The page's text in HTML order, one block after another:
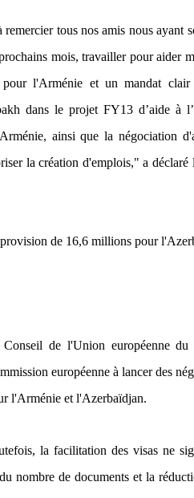
tous nos amis nous ayant
mois, travailler pour aider
l'Arménie et un mandat
dans le projet FY13 d’aide à
ainsi que la négociation
la création d'emplois," a
de 16,6 millions pour
de l'Union européenne
européenne à lancer des
l'Arménie et l'Azerbaïdjan.
la facilitation des visas ne
nombre de documents et la